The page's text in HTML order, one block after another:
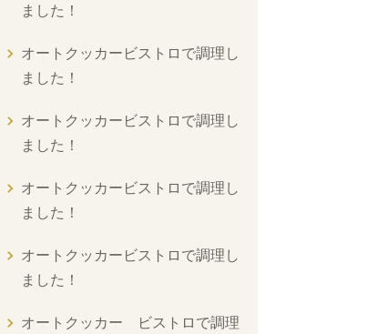
ました！
オートクッカービストロで調理し
ました！
オートクッカービストロで調理し
ました！
オートクッカービストロで調理し
ました！
オートクッカービストロで調理し
ました！
オートクッカー ビストロで調理